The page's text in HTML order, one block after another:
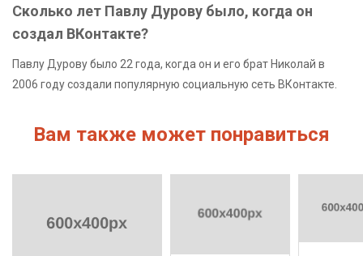
Сколько лет Павлу Дурову было, когда он
создал ВКонтакте?
Павлу Дурову было 22 года, когда он и его брат Николай в
2006 году создали популярную социальную сеть ВКонтакте.
Вам также может понравиться